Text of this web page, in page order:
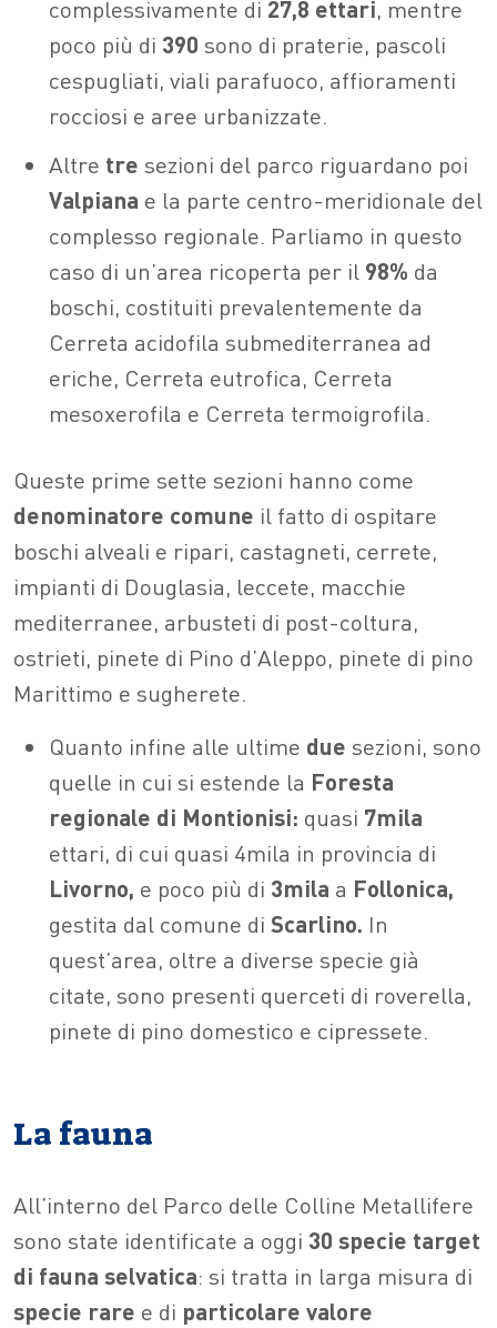
complessivamente di 27,8 ettari, mentre
poco più di 390 sono di praterie, pascoli
cespugliati, viali parafuoco, affioramenti
rocciosi e aree urbanizzate.
Altre tre sezioni del parco riguardano poi
Valpiana e la parte centro-meridionale del
complesso regionale. Parliamo in questo
caso di un’area ricoperta per il 98% da
boschi, costituiti prevalentemente da
Cerreta acidofila submediterranea ad
eriche, Cerreta eutrofica, Cerreta
mesoxerofila e Cerreta termoigrofila.
Queste prime sette sezioni hanno come
denominatore comune il fatto di ospitare
boschi alveali e ripari, castagneti, cerrete,
impianti di Douglasia, leccete, macchie
mediterranee, arbusteti di post-coltura,
ostrieti, pinete di Pino d’Aleppo, pinete di pino
Marittimo e sugherete.
Quanto infine alle ultime due sezioni, sono
quelle in cui si estende la Foresta
regionale di Montionisi: quasi 7mila
ettari, di cui quasi 4mila in provincia di
Livorno, e poco più di 3mila a Follonica,
gestita dal comune di Scarlino. In
quest’area, oltre a diverse specie già
citate, sono presenti querceti di roverella,
pinete di pino domestico e cipressete.
La fauna
All’interno del Parco delle Colline Metallifere
sono state identificate a oggi 30 specie target
di fauna selvatica: si tratta in larga misura di
specie rare e di particolare valore